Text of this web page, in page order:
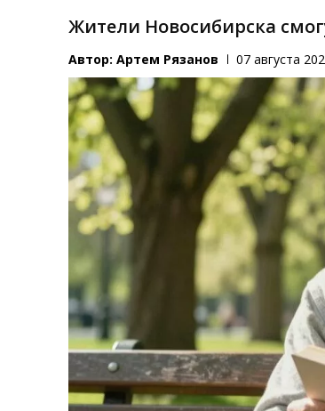
Жители Новосибирска
Автор:Артем Рязанов 07 августа